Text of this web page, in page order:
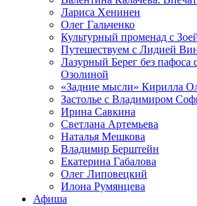
Лариса Хенинен
Олег Гальченко
Культурный променад с
Путешествуем с Лидией
Лазурный Берег без пафоса
Озолиной
«Задние мысли» Кирилла
Застолье с Владимиром
Ирина Савкина
Светлана Артемьева
Наталья Мешкова
Владимир Берштейн
Екатерина Габалова
Олег Липовецкий
Илона Румянцева
Афиша